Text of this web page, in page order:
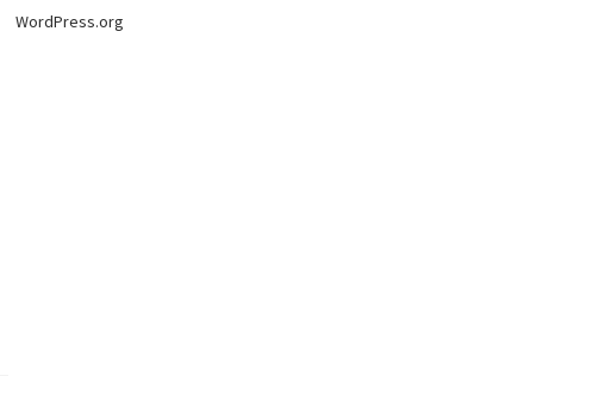
WordPress.org